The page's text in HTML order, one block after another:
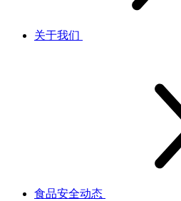
关于我们
食品安全动态